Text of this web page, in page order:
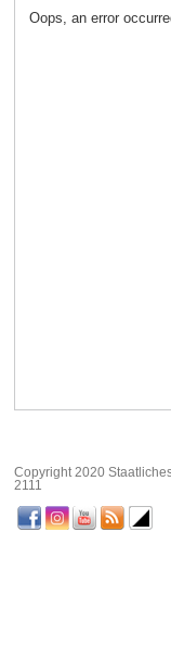
Oops, an error
Copyright 2020
2111